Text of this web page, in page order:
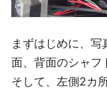
まずはじめに、
面、背面のシャフ
そして、左側2カ